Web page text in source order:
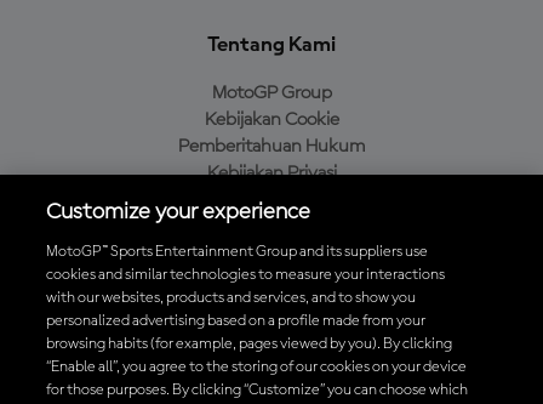
Tentang Kami
MotoGP Group
Kebijakan Cookie
Pemberitahuan Hukum
Kebijakan Privasi
Kebijakan Pembelian
Unduh Aplikasi Resmi MotoGP™
Customize your experience
MotoGP™ Sports Entertainment Group and its suppliers use
cookies and similar technologies to measure your interactions
with our websites, products and services, and to show you
personalized advertising based on a profile made from your
browsing habits (for example, pages viewed by you). By clicking
“Enable all”, you agree to the storing of our cookies on your device
for those purposes. By clicking “Customize” you can choose which